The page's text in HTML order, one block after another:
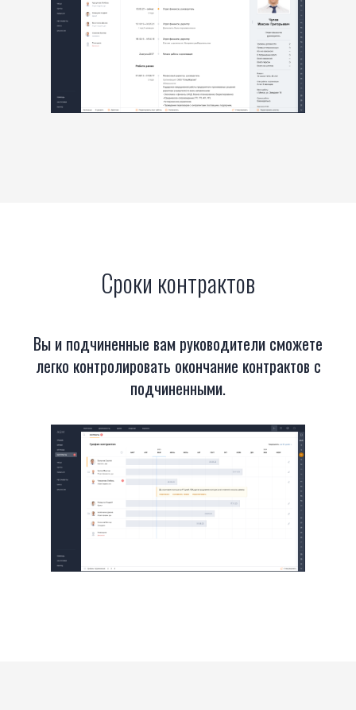
Сроки контрактов
Вы и подчиненные вам руководители сможете
легко контролировать окончание контрактов с
подчиненными.